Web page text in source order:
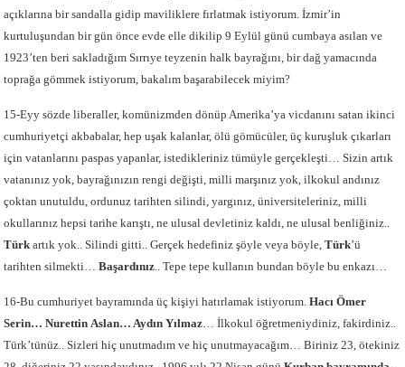
açıklarına bir sandalla gidip maviliklere fırlatmak istiyorum. İzmir’in
kurtuluşundan bir gün önce evde elle dikilip 9 Eylül günü cumbaya asılan ve
1923’ten beri sakladığım Sırrıye teyzenin halk bayrağını, bir dağ yamacında
toprağa gömmek istiyorum, bakalım başarabilecek miyim?
15-Eyy sözde liberaller, komünizmden dönüp Amerika’ya vicdanını satan ikinci
cumhuriyetçi akbabalar, hep uşak kalanlar, ölü gömücüler, üç kuruşluk çıkarları
için vatanlarını paspas yapanlar, istedikleriniz tümüyle gerçekleşti… Sizin artık
vatanınız yok, bayrağınızın rengi değişti, milli marşınız yok, ilkokul andınız
çoktan unutuldu, ordunuz tarihten silindi, yargınız, üniversiteleriniz, milli
okullarınız hepsi tarihe karıştı, ne ulusal devletiniz kaldı, ne ulusal benliğiniz..
Türk artık yok.. Silindi gitti.. Gerçek hedefiniz şöyle veya böyle,Türk’ü
tarihten silmekti…Başardınız.. Tepe tepe kullanın bundan böyle bu enkazı…
16-Bu cumhuriyet bayramında üç kişiyi hatırlamak istiyorum.Hacı Ömer
Serin… Nurettin Aslan… Aydın Yılmaz… İlkokul öğretmeniydiniz, fakirdiniz..
Türk’tünüz.. Sizleri hiç unutmadım ve hiç unutmayacağım… Biriniz 23, ötekiniz